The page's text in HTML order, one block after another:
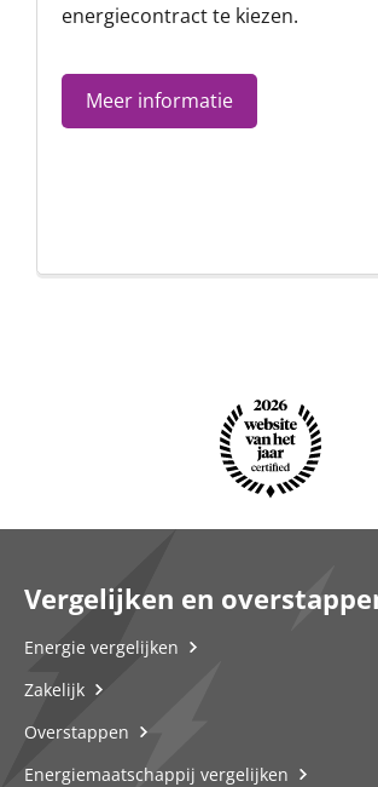
energiecontract te kiezen.
Meer informatie
Vergelijken en
Energie vergelijken
Zakelijk
Overstappen
Energiemaatschappij vergelijken